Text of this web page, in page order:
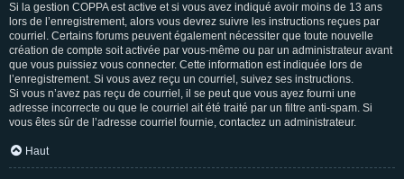
Si la gestion COPPA est active et si vous avez indiqué avoir moins de 13 ans
lors de l’enregistrement, alors vous devrez suivre les instructions reçues par
courriel. Certains forums peuvent également nécessiter que toute nouvelle
création de compte soit activée par vous-même ou par un administrateur avant
que vous puissiez vous connecter. Cette information est indiquée lors de
l’enregistrement. Si vous avez reçu un courriel, suivez ses instructions.
Si vous n’avez pas reçu de courriel, il se peut que vous ayez fourni une
adresse incorrecte ou que le courriel ait été traité par un filtre anti-spam. Si
vous êtes sûr de l’adresse courriel fournie, contactez un administrateur.
Haut